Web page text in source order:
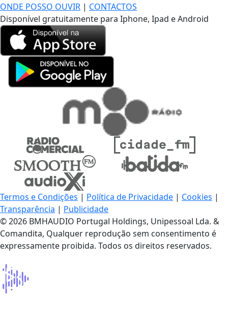
ONDE POSSO OUVIR | CONTACTOS
Disponível gratuitamente para Iphone, Ipad e Android
Termos e Condições | Política de Privacidade | Cookies |
Transparência | Publicidade
© 2026 BMHAUDIO Portugal Holdings, Unipessoal Lda. &
Comandita, Qualquer reprodução sem consentimento é
expressamente proibida. Todos os direitos reservados.